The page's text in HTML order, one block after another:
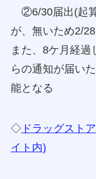
②6/30届出(起
が、無いため2/
また、8ケ月経
らの通知が届い
能となる
◇ドラッグスト
イト内)